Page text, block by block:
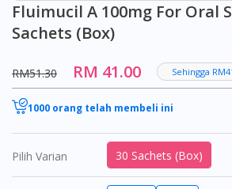
Fluimucil A 100mg For Oral
Sachets (Box)
RM51.30 RM 41.00 Sehingga
1000 orang telah membeli ini
Pilih Varian 30 Sachets (Box)